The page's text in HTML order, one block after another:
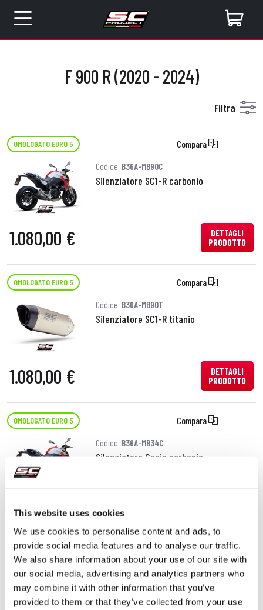
This website uses cookies
We use cookies to personalise content and ads, to
provide social media features and to analyse our traffic.
We also share information about your use of our site with
our social media, advertising and analytics partners who
may combine it with other information that you’ve
provided to them or that they’ve collected from your use
F 900 R (2020 - 2024)
Filtra
OMOLOGATO EURO 5 Compara
Codice: B36A-MB90C
Silenziatore SC1-R carbonio
1.080,00 €
DETTAGLI
PRODOTTO
OMOLOGATO EURO 5 Compara
Codice: B36A-MB90T
Silenziatore SC1-R titanio
1.080,00 €
DETTAGLI
PRODOTTO
OMOLOGATO EURO 5 Compara
Codice: B36A-MB34C
Silenziatore Conic carbonio
890,00 €
OMOLOGATO EURO 5 Compara
B36A-34T
Silenziatore Conic titanio